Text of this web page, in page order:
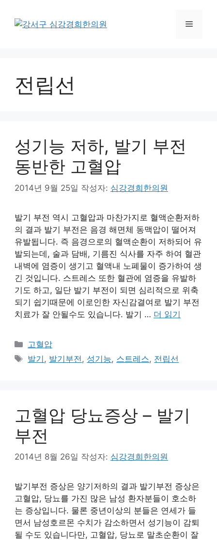
메
전립선
성기능 저하, 발기 부전
동반한 고혈압
2014년 9월 25일 작성자: 심강경희한의원
발기 부전 역시 고혈압과 마찬가지로 혈액순환저하
의 결과 발기 부전은 음경 해면체 동맥압이 떨어져
유발됩니다. 즉 음경으로의 혈액순환이 저하되어 유
발되는데, 술과 담배, 기름진 식사를 자주 하여 혈관
내벽에 염증이 생기고 혈액내 노폐물이 증가하여 생
긴 것입니다. 스트레스 또한 혈관에 염증을 유발하
기도 하고, 일단 발기 부전이 되면 심리적으로 위축
되기 쉽기때문에 이로인한 자신감결여로 발기 부전
치료가 잘 안될수도 있습니다. 발기 … 더 읽기
카
테
고혈압
태
발기 , 발기부전 , 성기능, 스트레스, 전립선
고혈압 당뇨증상 – 발기
부전
2014년 8월 26일 작성자: 심강경희한의원
발기부전 증상은 양기저하의 결과 발기부전 증상은
고혈압, 당뇨를 가진 많은 남성 환자분들이 호소하
는 증상입니다. 물론 중년이상의 분들은 연세가 들
면서 남성호르몬 수치가 감소하면서 성기능이 감퇴
될 수도 있습니다만, 고혈압, 당뇨로 말초순환이 잘